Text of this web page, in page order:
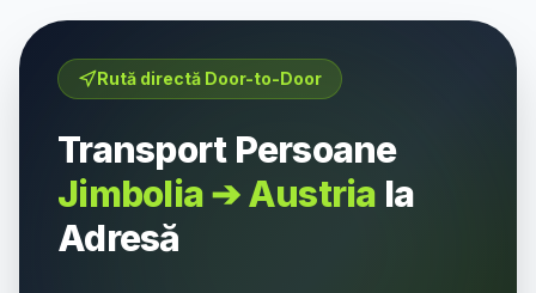
Rută directă Door-to-Door
Transport Persoane
Jimbolia➔Austria la
Adresă